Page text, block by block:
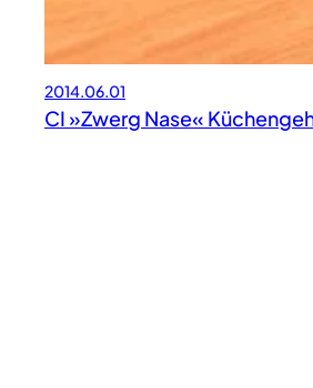
2014.06.01
CI »Zwerg Nase«